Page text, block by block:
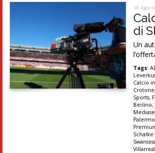
16
di
Un
Tags:
Calcio
Crotone,
Sports,
Berlino,
Palermo
Schalke
Swansea